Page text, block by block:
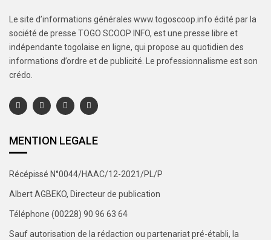
Le site d’informations générales www.togoscoop.info édité par la
société de presse TOGO SCOOP INFO, est une presse libre et
indépendante togolaise en ligne, qui propose au quotidien des
informations d’ordre et de publicité. Le professionnalisme est son
crédo.
MENTION LEGALE
Récépissé N°0044/HAAC/12-2021/PL/P
Albert AGBEKO, Directeur de publication
Téléphone (00228) 90 96 63 64
Sauf autorisation de la rédaction ou partenariat pré-établi, la